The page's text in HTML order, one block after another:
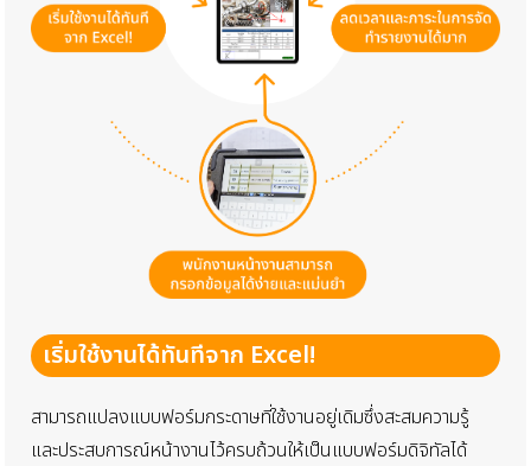
เริ่มใช้งานได้ทันทีจาก Excel!
สามารถแปลงแบบฟอร์มกระดาษที่ใช้งานอยู่เดิมซึ่งสะสมความรู้
และประสบการณ์หน้างานไว้ครบถ้วนให้เป็นแบบฟอร์มดิจิทัลได้